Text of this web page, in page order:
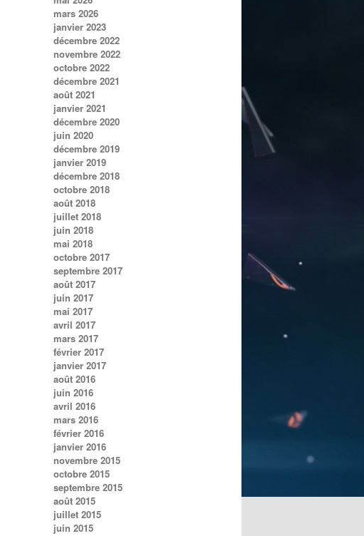
mars 2026
janvier 2023
décembre 2022
novembre 2022
octobre 2022
décembre 2021
août 2021
janvier 2021
décembre 2020
juin 2020
décembre 2019
janvier 2019
décembre 2018
octobre 2018
août 2018
juillet 2018
juin 2018
mai 2018
octobre 2017
septembre 2017
août 2017
juin 2017
mai 2017
avril 2017
mars 2017
février 2017
janvier 2017
août 2016
juin 2016
avril 2016
mars 2016
février 2016
janvier 2016
novembre 2015
octobre 2015
septembre 2015
août 2015
juillet 2015
juin 2015